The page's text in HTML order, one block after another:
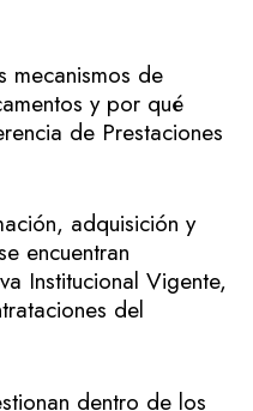
mecanismos de
y por qué
de Prestaciones
adquisición y
encuentran
Institucional Vigente,
del
dentro de los